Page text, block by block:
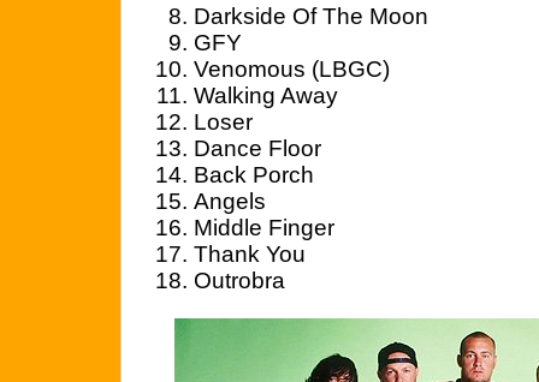
Darkside Of The Moon
GFY
Venomous (LBGC)
Walking Away
Loser
Dance Floor
Back Porch
Angels
Middle Finger
Thank You
Outrobra